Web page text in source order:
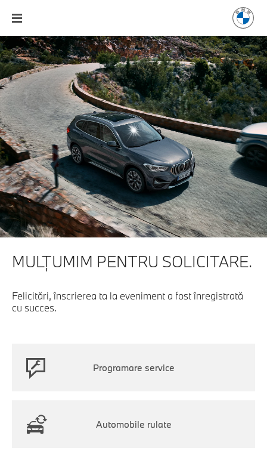
MULŢUMIM PENTRU SOLICITARE.
Felicitări, înscrierea ta la eveniment a fost înregistrată
cu succes.
Programare service
Automobile rulate